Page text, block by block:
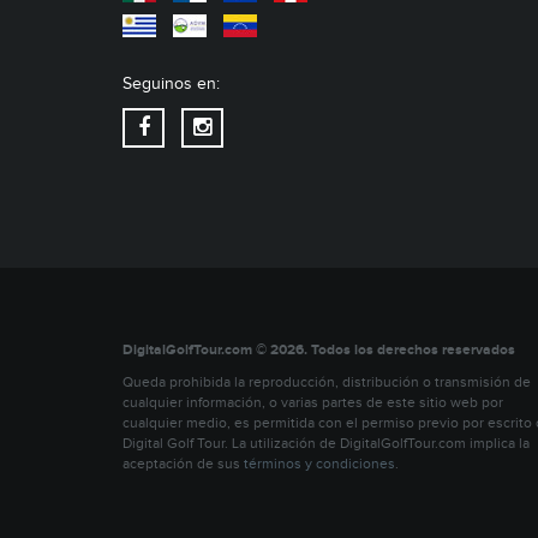
Seguinos en:
DigitalGolfTour.com © 2026. Todos los derechos reservados
Queda prohibida la reproducción, distribución o transmisión de
cualquier información, o varias partes de este sitio web por
cualquier medio, es permitida con el permiso previo por escrito
Digital Golf Tour. La utilización de DigitalGolfTour.com implica la
aceptación de sus términos y condiciones.